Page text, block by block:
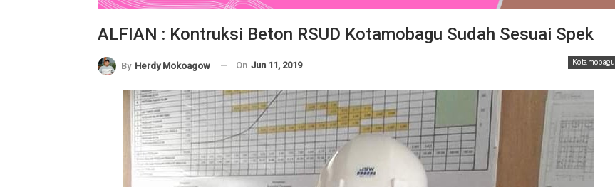
ALFIAN : Kontruksi Beton RSUD Kotamobagu Sudah Sesuai Spek
Kotamobagu
By Herdy Mokoagow On Jun 11, 2019